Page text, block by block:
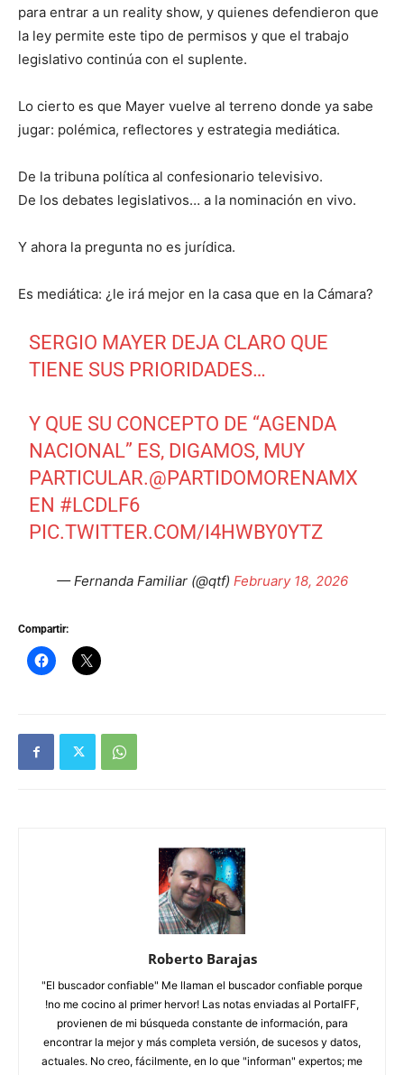
para entrar a un reality show, y quienes defendieron que
la ley permite este tipo de permisos y que el trabajo
legislativo continúa con el suplente.
Lo cierto es que Mayer vuelve al terreno donde ya sabe
jugar: polémica, reflectores y estrategia mediática.
De la tribuna política al confesionario televisivo.
De los debates legislativos… a la nominación en vivo.
Y ahora la pregunta no es jurídica.
Es mediática: ¿le irá mejor en la casa que en la Cámara?
SERGIO MAYER DEJA CLARO QUE
TIENE SUS PRIORIDADES…
Y QUE SU CONCEPTO DE “AGENDA
NACIONAL” ES, DIGAMOS, MUY
PARTICULAR.@PARTIDOMORENAMX
EN #LCDLF6
PIC.TWITTER.COM/I4HWBY0YTZ
— Fernanda Familiar (@qtf) February 18, 2026
Compartir:
Roberto Barajas
"El buscador confiable" Me llaman el buscador confiable porque
!no me cocino al primer hervor! Las notas enviadas al PortalFF,
provienen de mi búsqueda constante de información, para
encontrar la mejor y más completa versión, de sucesos y datos,
actuales. No creo, fácilmente, en lo que "informan" expertos; me